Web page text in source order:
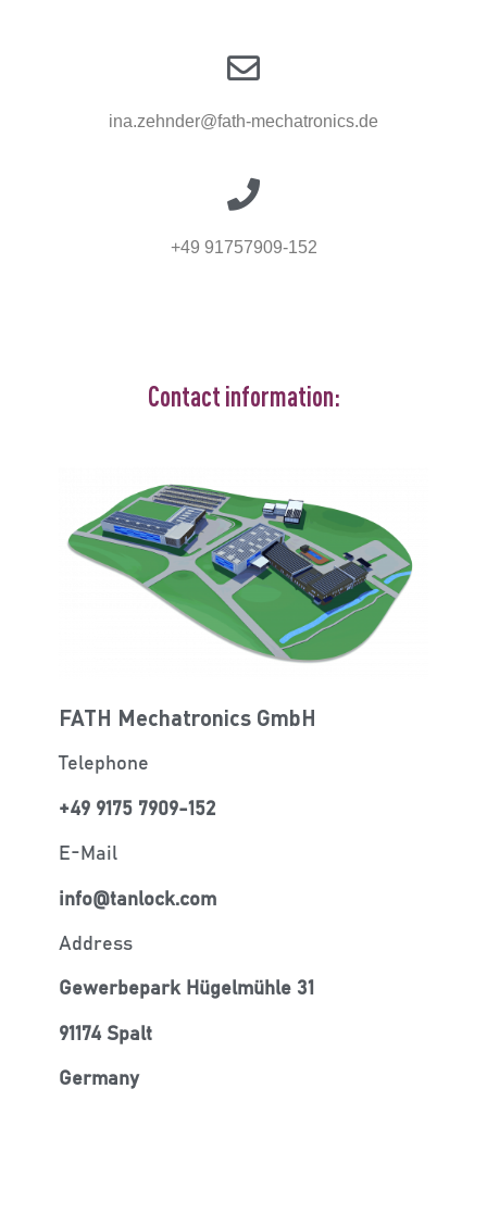
ina.zehnder@fath-mechatronics.de
+49 91757909-152
Contact information:
FATH Mechatronics GmbH
Telephone
+49 9175 7909-152
E-Mail
info@tanlock.com
Address
Gewerbepark Hügelmühle 31
91174 Spalt
Germany